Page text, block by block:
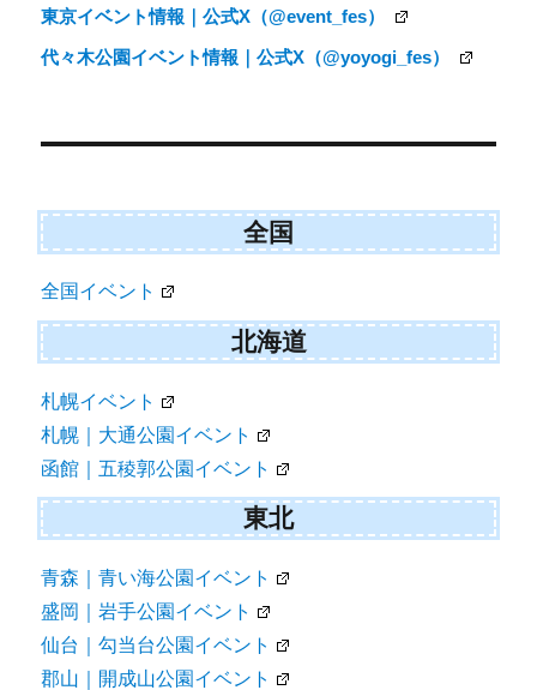
東京イベント情報｜公式X（@event_fes）
代々木公園イベント情報｜公式X（@yoyogi_fes）
全国
全国イベント
北海道
札幌イベント
札幌｜大通公園イベント
函館｜五稜郭公園イベント
東北
青森｜青い海公園イベント
盛岡｜岩手公園イベント
仙台｜勾当台公園イベント
郡山｜開成山公園イベント